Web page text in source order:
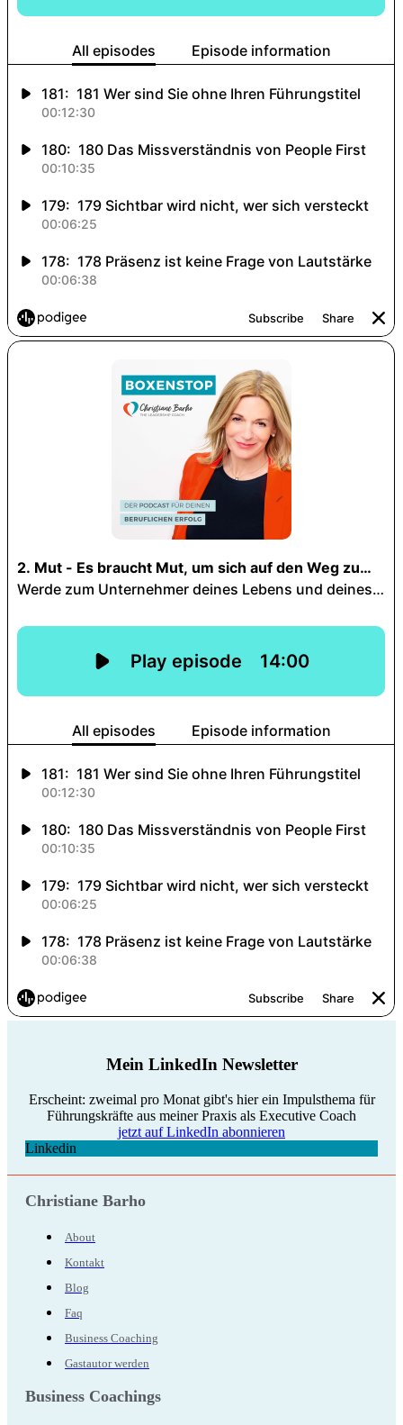
Mein LinkedIn Newsletter
Erscheint: zweimal pro Monat gibt's hier ein Impulsthema für
Führungskräfte aus meiner Praxis als Executive Coach
jetzt auf LinkedIn abonnieren
Linkedin
Christiane Barho
About
Kontakt
Blog
Faq
Business Coaching
Gastautor werden
Business Coachings